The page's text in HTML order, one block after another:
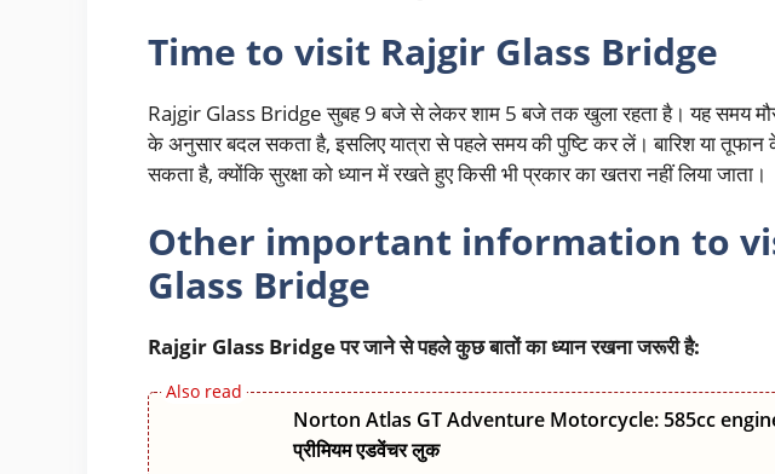
Time to visit Rajgir Glass Bridge
Rajgir Glass Bridge सुबह 9 बजे से लेकर शाम 5 बजे तक खुला रहता है। यह समय
के अनुसार बदल सकता है, इसलिए यात्रा से पहले समय की पुष्टि कर लें। बारिश या तूफान
सकता है, क्योंकि सुरक्षा को ध्यान में रखते हुए किसी भी प्रकार का खतरा नहीं लिया जाता।
Other important information to
Glass Bridge
Rajgir Glass Bridge पर जाने से पहले कुछ बातों का ध्यान रखना जरूरी है:
Norton Atlas GT Adventure Motorcycle: 585cc
प्रीमियम एडवेंचर लुक